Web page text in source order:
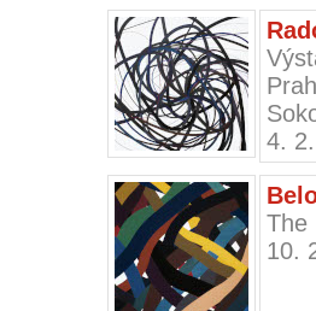
4.
The
10.